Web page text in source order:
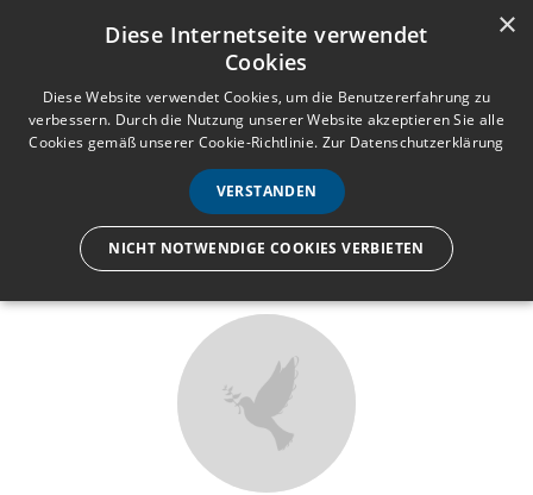
Anmelden Registrieren
e
n
ü
Wir lassen nur die Hand los,
×
Diese Internetseite verwendet
Cookies
Diese Website verwendet Cookies, um die Benutzererfahrung zu
verbessern. Durch die Nutzung unserer Website akzeptieren Sie alle
Cookies gemäß unserer Cookie-Richtlinie. Zur Datenschutzerklärung
VERSTANDEN
NICHT NOTWENDIGE COOKIES VERBIETEN